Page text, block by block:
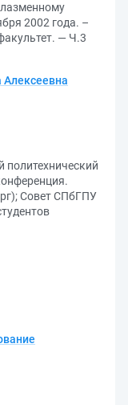
2002 года. –
— Ч.3
политехнический
;Совет СПбГПУ